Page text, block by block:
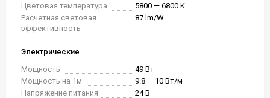
Цветовая температура
5800 — 6800 K
Расчетная световая
эффективность
87 lm/W
Электрические
Мощность
49 Вт
Мощность на 1м
9.8 — 10 Вт/м
Напряжение питания
24 В